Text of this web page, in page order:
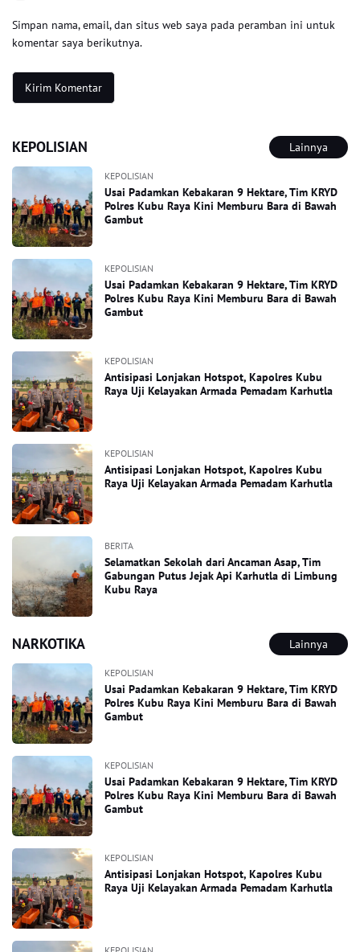
Simpan nama, email, dan situs web saya pada peramban ini untuk
komentar saya berikutnya.
KEPOLISIAN Lainnya
KEPOLISIAN
Usai Padamkan Kebakaran 9 Hektare, Tim KRYD
Polres Kubu Raya Kini Memburu Bara di Bawah
Gambut
KEPOLISIAN
Usai Padamkan Kebakaran 9 Hektare, Tim KRYD
Polres Kubu Raya Kini Memburu Bara di Bawah
Gambut
KEPOLISIAN
Antisipasi Lonjakan Hotspot, Kapolres Kubu
Raya Uji Kelayakan Armada Pemadam Karhutla
KEPOLISIAN
Antisipasi Lonjakan Hotspot, Kapolres Kubu
Raya Uji Kelayakan Armada Pemadam Karhutla
BERITA
Selamatkan Sekolah dari Ancaman Asap, Tim
Gabungan Putus Jejak Api Karhutla di Limbung
Kubu Raya
NARKOTIKA Lainnya
KEPOLISIAN
Usai Padamkan Kebakaran 9 Hektare, Tim KRYD
Polres Kubu Raya Kini Memburu Bara di Bawah
Gambut
KEPOLISIAN
Usai Padamkan Kebakaran 9 Hektare, Tim KRYD
Polres Kubu Raya Kini Memburu Bara di Bawah
Gambut
KEPOLISIAN
Antisipasi Lonjakan Hotspot, Kapolres Kubu
Raya Uji Kelayakan Armada Pemadam Karhutla